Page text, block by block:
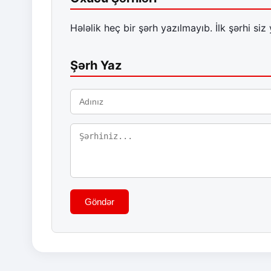
Hələlik heç bir şərh yazılmayıb. İlk şərhi siz
Şərh Yaz
Göndər